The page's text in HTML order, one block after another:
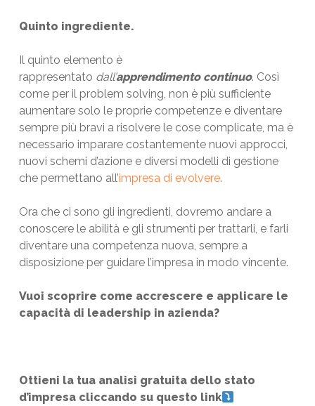
Quinto ingrediente.
Il quinto elemento è
rappresentato dall’apprendimento continuo. Così
come per il problem solving, non è più sufficiente
aumentare solo le proprie competenze e diventare
sempre più bravi a risolvere le cose complicate, ma è
necessario imparare costantemente nuovi approcci,
nuovi schemi d’azione e diversi modelli di gestione
che permettano all’impresa di evolvere.
Ora che ci sono gli ingredienti, dovremo andare a
conoscere le abilità e gli strumenti per trattarli, e farli
diventare una competenza nuova, sempre a
disposizione per guidare l’impresa in modo vincente.
Vuoi scoprire come accrescere e applicare le
capacità di leadership in azienda?
Ottieni la tua analisi gratuita dello stato
d’impresa cliccando su questo link